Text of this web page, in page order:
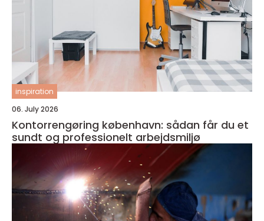
inspiration
06. July 2026
Kontorrengøring københavn: sådan får du et
sundt og professionelt arbejdsmiljø